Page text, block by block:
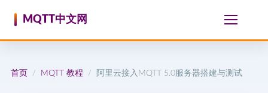
MQTT中文网
首页 / MQTT 教程 / 阿里云接入MQTT 5.0服务器搭建与测试